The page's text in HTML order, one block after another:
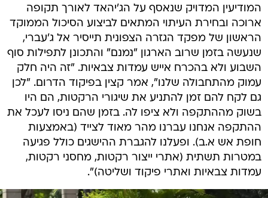
המודיעין המדויק שנאסף על הג'יהאד לאורך תקופה
ארוכה ובחירת העיתוי המתאים לביצוע הסיכול הממוקד
הראשון של מפקד הגזרה הצפונית תייסיר אל ג'עברי,
שנעשה בזמן שרוב הארגון "נמנם" והתכונן לתפילות סוף
השבוע ולא בהכרח אייש עמדות צבאיות. "זה היה חלק
עמוק מהתחבולה שלנו", אמר קצין בפיקוד הדרום. "לכן
גם לקח להם זמן להתניע את שיגורי הרקטות, הם היו
בשוק מההתקפה ולא ציפו לה. בזמן שהם ניסו לעכל את
ההתקפה אנחנו עברנו מהר מאוד לצייד (באמצעות
חופת אש א.ב). ופעלנו להגברת ההישגים כולל פגיעה
במטרות תשתית (אתרי ייצור רקטות, מחסני רקטות,
עמדות צבאיות ואתרי פיקוד ושליטה)".